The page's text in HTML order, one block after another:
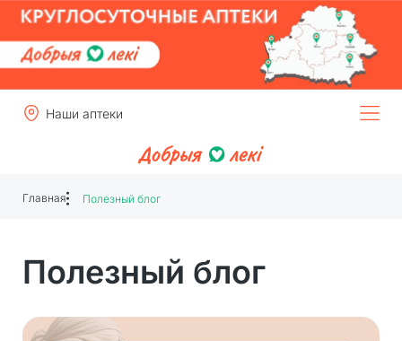
Наши аптеки
Главная Полезный блог
Полезный блог